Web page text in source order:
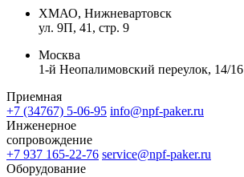
ХМАО, Нижневартовск
ул. 9П, 41, стр. 9
Москва
1-й Неопалимовский переулок, 14/16
Приемная
+7 (34767) 5-06-95 info@npf-paker.ru
Инженерное
сопровождение
+7 937 165-22-76 service@npf-paker.ru
Оборудование